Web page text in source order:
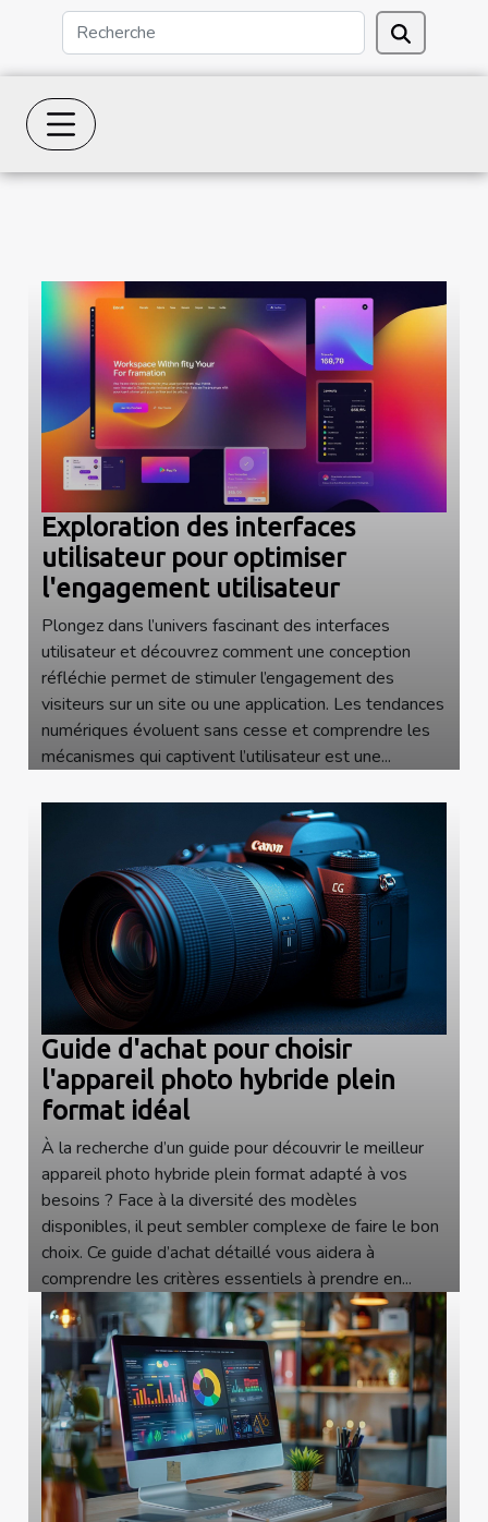
Exploration des interfaces
utilisateur pour optimiser
l'engagement utilisateur
Plongez dans l’univers fascinant des interfaces
utilisateur et découvrez comment une conception
réfléchie permet de stimuler l’engagement des
visiteurs sur un site ou une application. Les tendances
numériques évoluent sans cesse et comprendre les
mécanismes qui captivent l’utilisateur est une...
Guide d'achat pour choisir
l'appareil photo hybride plein
format idéal
À la recherche d’un guide pour découvrir le meilleur
appareil photo hybride plein format adapté à vos
besoins ? Face à la diversité des modèles
disponibles, il peut sembler complexe de faire le bon
choix. Ce guide d’achat détaillé vous aidera à
comprendre les critères essentiels à prendre en...